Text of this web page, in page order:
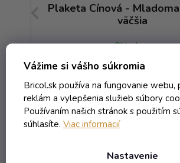
Vážime si vášho súkromia
Bricol.sk používa na fungovanie webu,
reklám a vylepšenia služieb súbory
Používaním našich stránok s použitím
súhlasíte. Viac informacií
Nastavenie
Plaketa Cínová -
väčšia
Skladom
3,23 € vrátane DPH
2,63 €/ ks